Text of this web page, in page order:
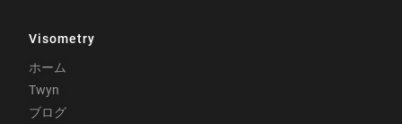
Visometry
ホーム
Twyn
ブログ